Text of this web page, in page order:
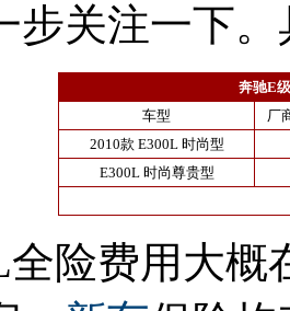
步关注一下
奔驰E
车型
厂
2010款 E300L 时尚型
E300L 时尚尊贵型
全险费用大概